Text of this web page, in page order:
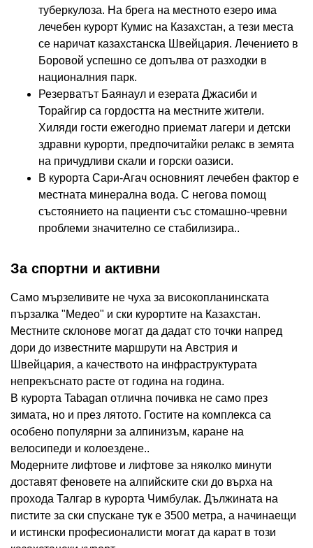
туберкулоза. На брега на местното езеро има
лечебен курорт Кумис на Казахстан, а тези места
се наричат ​​казахстанска Швейцария. Лечението в
Боровой успешно се допълва от разходки в
националния парк.
Резерватът Баянаул и езерата Джасиби и
Торайгир са гордостта на местните жители.
Хиляди гости ежегодно приемат лагери и детски
здравни курорти, предпочитайки релакс в земята
на причудливи скали и горски оазиси.
В курорта Сари-Агач основният лечебен фактор е
местната минерална вода. С негова помощ
състоянието на пациенти със стомашно-чревни
проблеми значително се стабилизира..
За спортни и активни
Само мързеливите не чуха за високопланинската
пързалка "Медео" и ски курортите на Казахстан.
Местните склонове могат да дадат сто точки напред
дори до известните маршрути на Австрия и
Швейцария, а качеството на инфраструктурата
непрекъснато расте от година на година.
В курорта Tabagan отлична почивка не само през
зимата, но и през лятото. Гостите на комплекса са
особено популярни за алпинизъм, каране на
велосипеди и колоездене..
Модерните лифтове и лифтове за няколко минути
доставят феновете на алпийските ски до върха на
прохода Талгар в курорта Чимбулак. Дължината на
пистите за ски спускане тук е 3500 метра, а начинаещи
и истински професионалисти могат да карат в този